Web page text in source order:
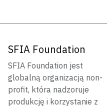
SFIA Foundation
SFIA Foundation jest
globalną organizacją non-
profit, która nadzoruje
produkcję i korzystanie z